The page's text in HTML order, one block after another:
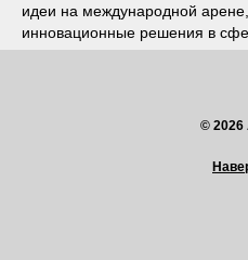
идеи на международной
инновационные решения в
©